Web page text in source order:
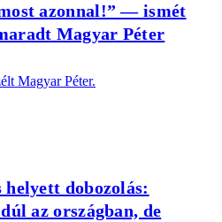
azonnal!” — ismét
Magyar Péter
Magyar Péter.
helyett dobozolás:
az országban, de